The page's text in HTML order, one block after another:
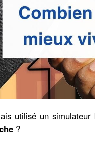
utilisé un
?